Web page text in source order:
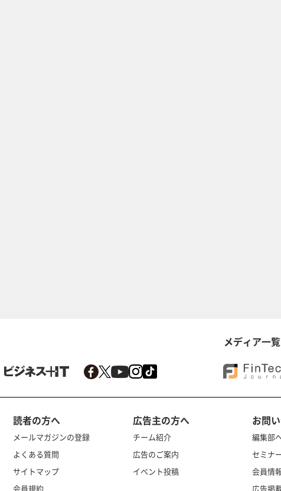
メディア一覧
読者の方へ
メールマガジンの登録
よくある質問
サイトマップ
会員規約
広告主の方へ
チーム紹介
広告のご案内
イベント投稿
お問
編集部
セミナ
会員情
広告掲